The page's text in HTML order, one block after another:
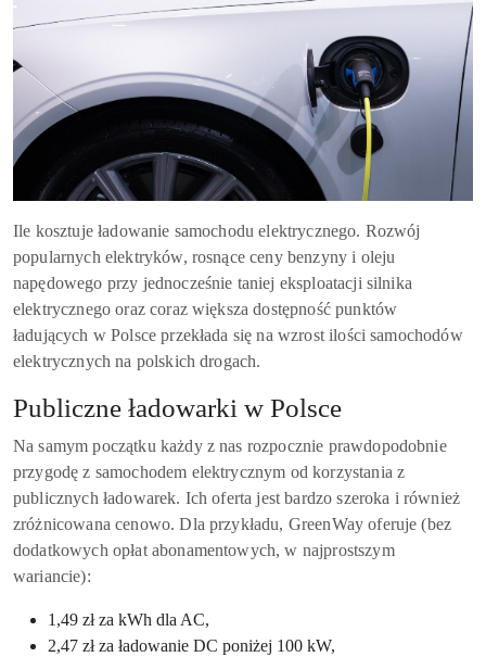
Ile kosztuje ładowanie samochodu elektrycznego. Rozwój
popularnych elektryków, rosnące ceny benzyny i oleju
napędowego przy jednocześnie taniej eksploatacji silnika
elektrycznego oraz coraz większa dostępność punktów
ładujących w Polsce przekłada się na wzrost ilości samochodów
elektrycznych na polskich drogach.
Publiczne ładowarki w Polsce
Na samym początku każdy z nas rozpocznie prawdopodobnie
przygodę z samochodem elektrycznym od korzystania z
publicznych ładowarek. Ich oferta jest bardzo szeroka i również
zróżnicowana cenowo. Dla przykładu, GreenWay oferuje (bez
dodatkowych opłat abonamentowych, w najprostszym
wariancie):
1,49 zł za kWh dla AC,
2,47 zł za ładowanie DC poniżej 100 kW,